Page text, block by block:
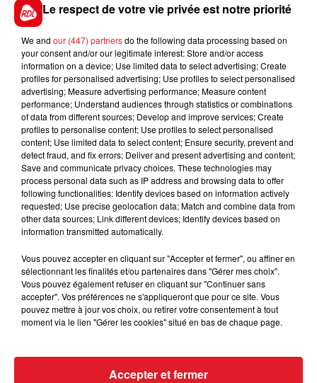
RDL vous offre votre séjour pour 4 personnes
L'Odyssée Péniche.
�~�️Pour jouer, écoutez"Debout c'est l'Heure", tous
les jours de 6h à 10h ettentez votre chance par
téléphone !
Le gagnant sera contacté par téléphone.
Bonne Chance....
•Site Officiel L'Odyssée Péniche
Le respect de votre vie privée est notre priorité
We and our (447) partnersdo the following data processing based on
your consent and/or our legitimate interest: Store and/or access
information on a device; Use limited data to select advertising; Create
profiles for personalised advertising; Use profiles to select personalised
advertising; Measure advertising performance; Measure content
performance; Understand audiences through statistics or combinations
of data from different sources; Develop and improve services; Create
profiles to personalise content; Use profiles to select personalised
content; Use limited data to select content; Ensure security, prevent and
detect fraud, and fix errors; Deliver and present advertising and content;
Save and communicate privacy choices. These technologies may
process personal data such as IP address and browsing data to offer
following functionalities: Identify devices based on information actively
requested; Use precise geolocation data; Match and combine data from
other data sources; Link different devices; Identify devices based on
information transmitted automatically.
Vous pouvez accepter en cliquant sur "Accepter et fermer", ou affiner en
sélectionnant les finalités et/ou partenaires dans "Gérer mes choix".
Vous pouvez également refuser en cliquant sur "Continuer sans
accepter". Vos préférences ne s'appliqueront que pour ce site. Vous
pouvez mettre à jour vos choix, ou retirer votre consentement à tout
moment via le lien "Gérer les cookies" situé en bas de chaque page.
Accepter et fermer